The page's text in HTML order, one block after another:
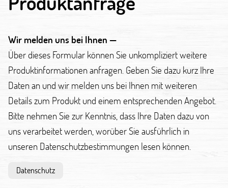
Wir melden uns bei Ihnen —
Über dieses Formular können Sie unkompliziert weitere
Produktinformationen anfragen. Geben Sie dazu kurz Ihre
Daten an und wir melden uns bei Ihnen mit weiteren
Details zum Produkt und einem entsprechenden Angebot.
Bitte nehmen Sie zur Kenntnis, dass Ihre Daten dazu von
uns verarbeitet werden, worüber Sie ausführlich in
unseren Datenschutzbestimmungen lesen können.
Datenschutz